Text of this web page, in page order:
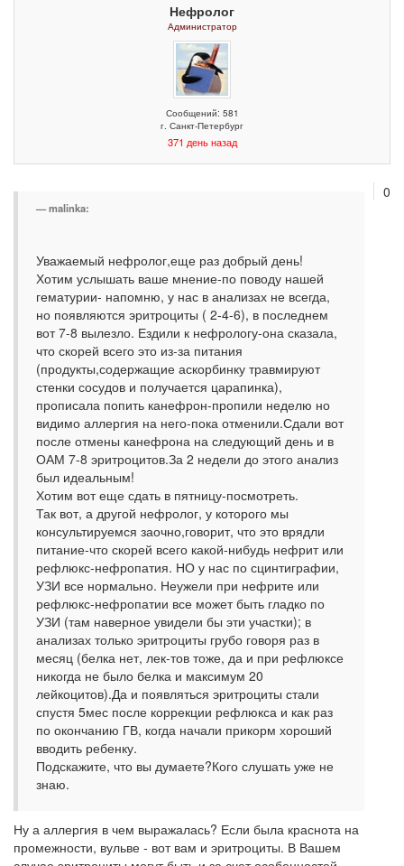
Нефролог
Администратор
Сообщений: 581
г. Санкт-Петербург
371 день назад
0
malinka:
Уважаемый нефролог,еще раз добрый день!
Хотим услышать ваше мнение-по поводу нашей
гематурии- напомню, у нас в анализах не всегда,
но появляются эритроциты ( 2-4-6), в последнем
вот 7-8 вылезло. Ездили к нефрологу-она сказала,
что скорей всего это из-за питания
(продукты,содержащие аскорбинку травмируют
стенки сосудов и получается царапинка),
прописала попить канефрон-пропили неделю но
видимо аллергия на него-пока отменили.Сдали вот
после отмены канефрона на следующий день и в
ОАМ 7-8 эритроцитов.За 2 недели до этого анализ
был идеальным!
Хотим вот еще сдать в пятницу-посмотреть.
Так вот, а другой нефролог, у которого мы
консультируемся заочно,говорит, что это врядли
питание-что скорей всего какой-нибудь нефрит или
рефлюкс-нефропатия. НО у нас по сцинтиграфии,
УЗИ все нормально. Неужели при нефрите или
рефлюкс-нефропатии все может быть гладко по
УЗИ (там наверное увидели бы эти участки); в
анализах только эритроциты грубо говоря раз в
месяц (белка нет, лек-тов тоже, да и при рефлюксе
никогда не было белка и максимум 20
лейкоцитов).Да и появляться эритроциты стали
спустя 5мес после коррекции рефлюкса и как раз
по окончанию ГВ, когда начали прикорм хороший
вводить ребенку.
Подскажите, что вы думаете?Кого слушать уже не
знаю.
Ну а аллергия в чем выражалась? Если была краснота на
промежности, вульве - вот вам и эритроциты. В Вашем